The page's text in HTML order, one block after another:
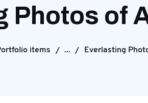
Photos of
items ... Everlasting